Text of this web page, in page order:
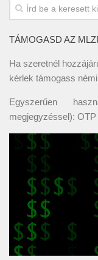
TÁMOGASD AZ
Ha szeretnél
kérlek támogass
Egyszerűen
megjegyzéssel): OTP